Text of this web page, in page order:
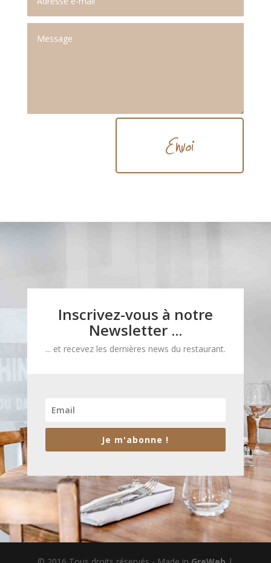
Envoi
Inscrivez-vous à notre
Newsletter ...
... et recevez les dernières news du restaurant.
Je m'abonne !